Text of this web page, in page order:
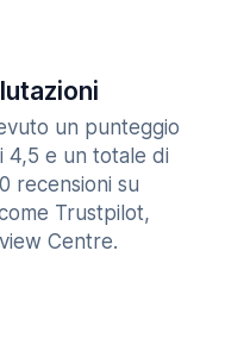
un punteggio
4,5 e un totale di
recensioni su
Trustpilot,
Centre.